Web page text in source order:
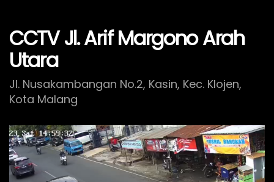
CCTV Jl. Arif Margono Arah
Utara
Jl. Nusakambangan No.2, Kasin, Kec. Klojen,
Kota Malang